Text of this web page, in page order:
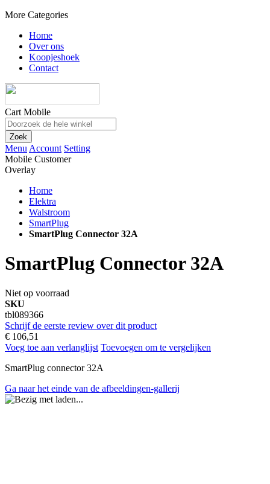
More Categories
Home
Over ons
Koopjeshoek
Contact
Cart Mobile
Zoek
Menu Account Setting
Mobile Customer
Overlay
Home
Elektra
Walstroom
SmartPlug
SmartPlug Connector 32A
SmartPlug Connector 32A
Niet op voorraad
SKU
tbl089366
Schrijf de eerste review over dit product
€ 106,51
Voeg toe aan verlanglijst Toevoegen om te vergelijken
SmartPlug connector 32A
Ga naar het einde van de afbeeldingen-gallerij